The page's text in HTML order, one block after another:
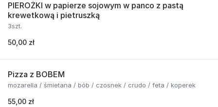
PIEROŻKI w papierze sojowym w panco z pastą
krewetkową i pietruszką
3szt.
50,00 zł
Pizza z BOBEM
mozarella / śmietana / bób / czosnek / crudo / feta / koperek
55,00 zł